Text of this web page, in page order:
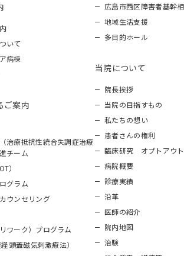
いて
病棟
ご案内
治療抵抗性統合失調症治療
チーム
）
グラム
ウンセリング
ワーク）プログラム
頭蓋磁気刺激療法）
広島市西区障害者基幹
地域生活支援
多目的ホール
当院について
院長挨拶
当院の目指すもの
私たちの想い
患者さんの権利
臨床研究 オプトアウト
病院概要
診療実績
沿革
医師の紹介
院内地図
治験